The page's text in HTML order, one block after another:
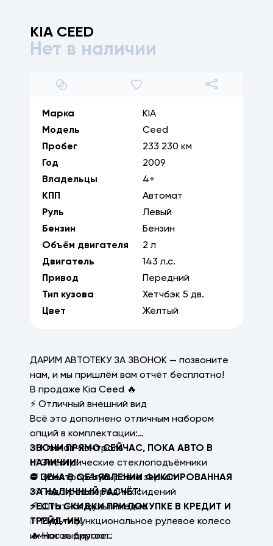
KIA CEED
Нет в наличии
1/ 33
Марка
KIA
Модель
Ceed
Пробег
233 230 км
Год
2009
Владельцы
4+
КПП
Автомат
Руль
Левый
Бензин
Бензин
Объём двигателя
2 л
Двигатель
143 л.с.
Привод
Передний
Тип кузова
Хетчбэк 5 дв.
Цвет
Жёлтый
ДАРИМ АВТОТЕКУ ЗА ЗВОНОК — позвоните
нам, и мы пришлём вам отчёт бесплатно!
В продаже Kia Ceed 🔥
⚡ Отличный внешний вид
Всё это дополнено отличным набором
опций в комплектации:
✅ Климат-контроль
✅ Электрические стеклоподъёмники
✅ Электрорегулировка зеркал
✅ Подогрев передних сидений
✅ Штатная мультимедиа
✅ Мультифункциональное рулевое колесо
и многое другое…
ЗВОНИ ПРЯМО СЕЙЧАС, ПОКА АВТО В
НАЛИЧИИ!
⛔ ЦЕНА В ОБЪЯВЛЕНИИ ФИКСИРОВАННАЯ
ЗА НАЛИЧНЫЙ РАСЧЁТ!
⚡ЕСТЬ СКИДКИ ПРИ ПОКУПКЕ В КРЕДИТ И
ТРЕЙД-ИН!
🔥 Нас выбирают: